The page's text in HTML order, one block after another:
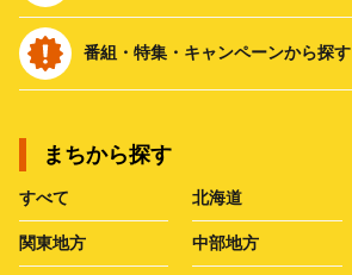
番組・特集・キャンペーンから探す
まちから探す
すべて 北海道
関東地方 中部地方